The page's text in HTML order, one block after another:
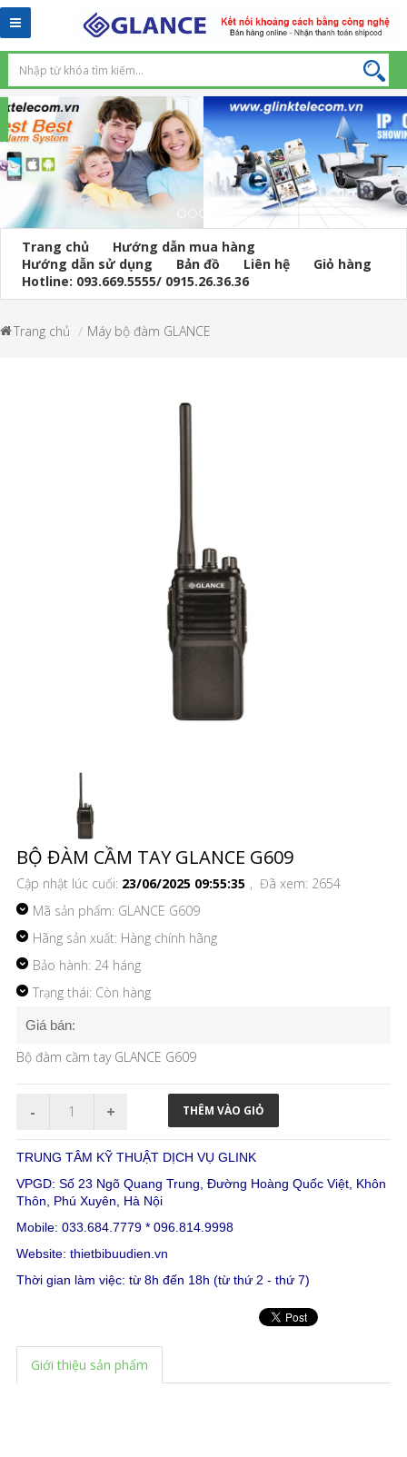
Toggle
navigation
Trang chủ
Hướng dẫn mua hàng
Hướng dẫn sử dụng
Bản đồ Liên hệ
Giỏ hàng
Hotline: 093.669.5555/ 0915.26.36.36
Trang chủ Máy bộ đàm GLANCE
BỘ ĐÀM CẦM TAY GLANCE G609
Cập nhật lúc cuối: 23/06/2025 09:55:35 , Đã xem: 2654
Mã sản phẩm: GLANCE G609
Hãng sản xuất: Hàng chính hãng
Bảo hành: 24 háng
Trạng thái: Còn hàng
Giá bán:
Bộ đàm cầm tay GLANCE G609
TRUNG TÂM KỸ THUẬT DỊCH VỤ GLINK
VPGD: Số 23 Ngõ Quang Trung, Đường Hoàng Quốc Việt, Khôn
Thôn, Phú Xuyên, Hà Nội
Mobile: 033.684.7779 * 096.814.9998
Website: thietbibuudien.vn
Thời gian làm việc: từ 8h đến 18h (từ thứ 2 - thứ 7)
Giới thiệu sản phẩm